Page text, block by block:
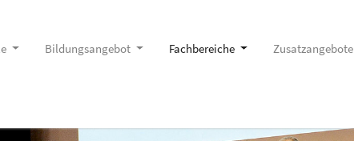
Bildungsangebot Fachbereiche Zusatzangebote